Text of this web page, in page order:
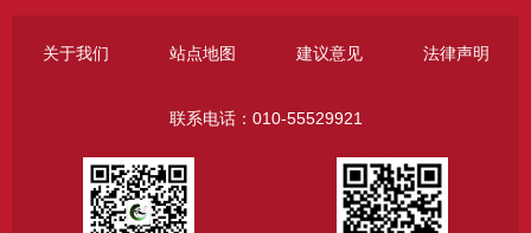
关于我们 站点地图 建议意见 法律声明
联系电话：010-55529921